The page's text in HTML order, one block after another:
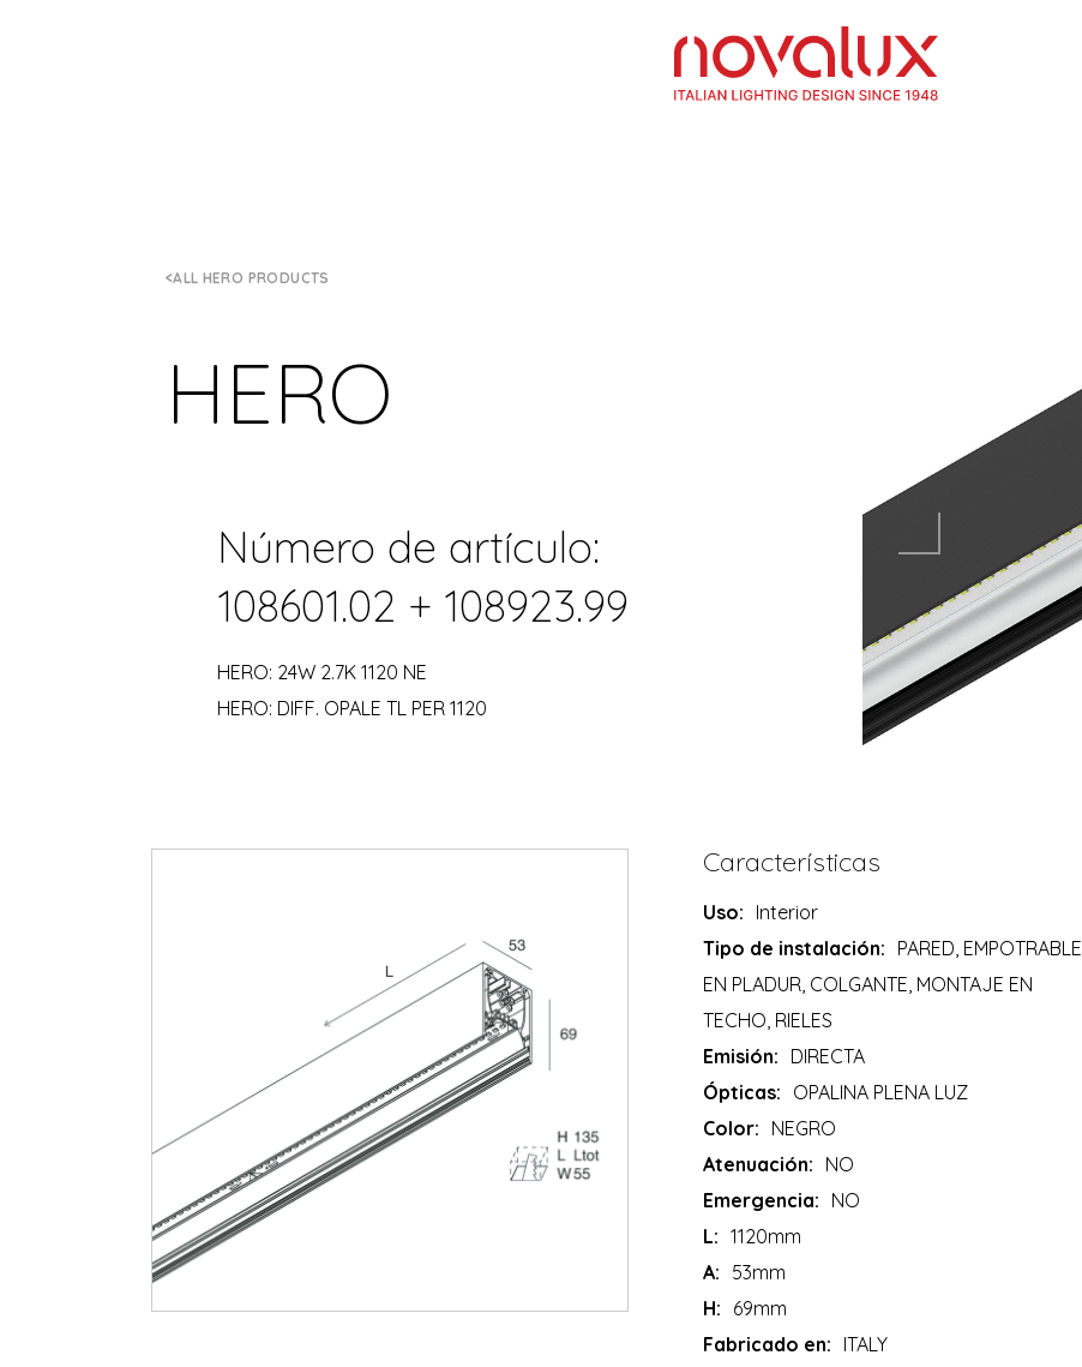
ALL HERO PRODUCTS
HERO
Número de artículo:
108601.02 + 108923.99
HERO: 24W 2.7K 1120 NE
HERO: DIFF. OPALE TL PER 1120
Características
Uso: Interior
Tipo de instalación: PARED, EMPOTRABLE
EN PLADUR, COLGANTE, MONTAJE EN
TECHO, RIELES
Emisión: DIRECTA
Ópticas: OPALINA PLENA LUZ
Color: NEGRO
Atenuación: NO
Emergencia: NO
L: 1120mm
A: 53mm
H: 69mm
Fabricado en: ITALY